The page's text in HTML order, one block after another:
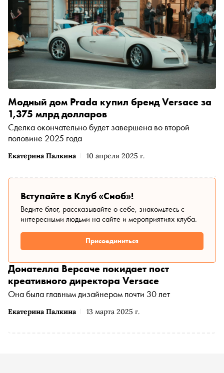
Екатерина Палкина 10 апреля 2025 г.
Модный дом Prada купил бренд Versace за
1,375 млрд долларов
Сделка окончательно будет завершена во второй
половине 2025 года
Вступайте в Клуб «Сноб»!
Ведите блог, рассказывайте о себе, знакомьтесь с
интересными людьми на сайте и мероприятиях клуба.
Присоединиться
Екатерина Палкина 13 марта 2025 г.
Донателла Версаче покидает пост
креативного директора Versace
Она была главным дизайнером почти 30 лет